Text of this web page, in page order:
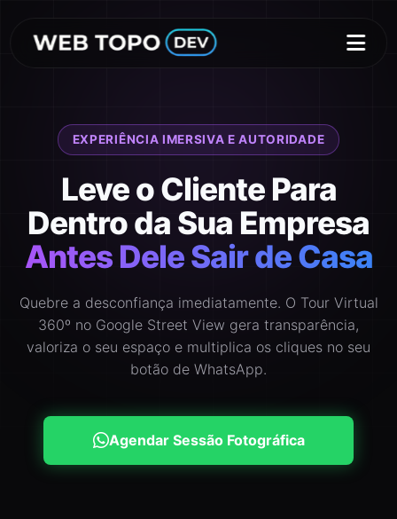
EXPERIÊNCIA IMERSIVA E AUTORIDADE
Leve o Cliente Para
Dentro da Sua Empresa
Antes Dele Sair de Casa
Quebre a desconfiança imediatamente. O Tour Virtual
360º no Google Street View gera transparência,
valoriza o seu espaço e multiplica os cliques no seu
botão de WhatsApp.
Agendar Sessão Fotográfica